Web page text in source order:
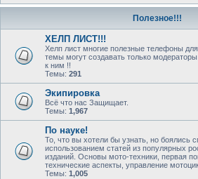
Полезное!!!
ХЕЛП ЛИСТ!!!
Хелп лист многие полезные телефоны для
темы могут создавать только
к ним !!
Темы: 291
Экипировка
Всё что нас Защищает.
Темы: 1,967
По науке!
То, что вы хотели бы узнать, но боялись
использованием статей из популярных
изданий. Основы мото-техники, первая
технические аспекты, управление
Темы: 1,005